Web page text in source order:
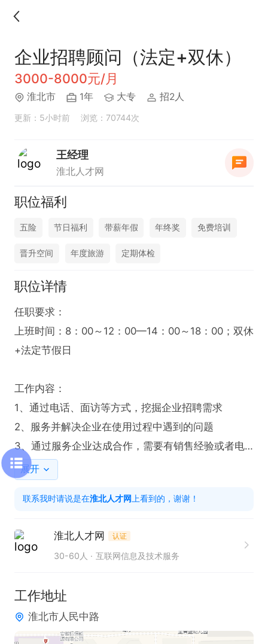
企业招聘顾问（法定+双休）
3000-8000元/月
淮北市 1年 大专 招2人
更新：5小时前 浏览：70744次
王经理
淮北人才网
职位福利
五险 节日福利 带薪年假 年终奖 免费培训
晋升空间 年度旅游 定期体检
职位详情
任职要求：
上班时间：8：00～12：00—14：00～18：00；双休
+法定节假日
工作内容：
1、通过电话、面访等方式，挖掘企业招聘需求
2、服务并解决企业在使用过程中遇到的问题
3、通过服务企业达成合作，需要有销售经验或者电
话客服类工作经验（重点）！！！
4、每天100通电话，出门拜访可抵扣电话量
5、脚踏实地，目标明确，愿意挣钱！！！
7、完成上级安排的其他工作
法定节假日；员工享有春节、元旦、五一、十一、清
明中秋等国家法定假期
带薪假期；员工享受带薪婚假、病假、丧假
展开
联系我时请说是在淮北人才网 上看到的，谢谢！
淮北人才网 认证
30-60人 互联网信息及技术服务
工作地址
淮北市人民中路